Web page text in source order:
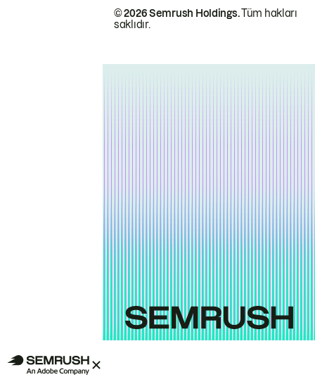
© 2026 Semrush Holdings.Tüm hakları
saklıdır.